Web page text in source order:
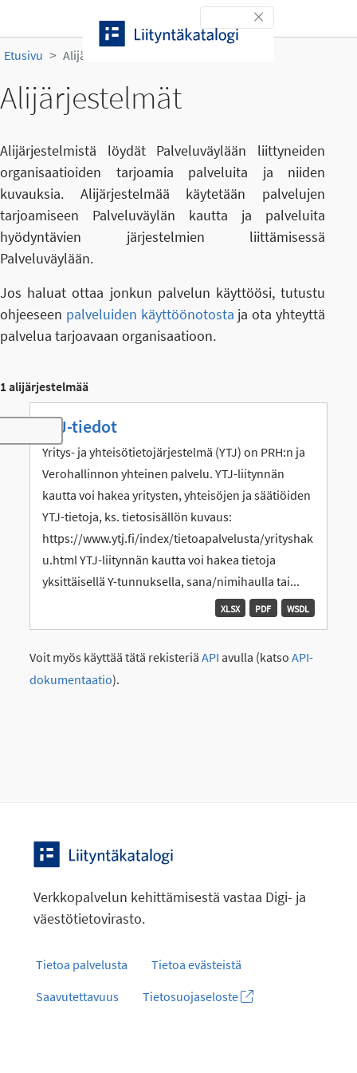
Toggle navigation
Etusivu Alijärjestelmät
Alijärjestelmät
Alijärjestelmistä löydät Palveluväylään liittyneiden
organisaatioiden tarjoamia palveluita ja niiden
kuvauksia. Alijärjestelmää käytetään palvelujen
tarjoamiseen Palveluväylän kautta ja palveluita
hyödyntävien järjestelmien liittämisessä
Palveluväylään.
Jos haluat ottaa jonkun palvelun käyttöösi, tutustu
ohjeeseen palveluiden käyttöönotosta ja ota yhteyttä
palvelua tarjoavaan organisaatioon.
1 alijärjestelmää
Toggle navigation
YTJ-tiedot
Yritys- ja yhteisötietojärjestelmä (YTJ) on PRH:n ja
Verohallinnon yhteinen palvelu. YTJ-liitynnän
kautta voi hakea yritysten, yhteisöjen ja säätiöiden
YTJ-tietoja, ks. tietosisällön kuvaus:
https://www.ytj.fi/index/tietoapalvelusta/yrityshak
u.html YTJ-liitynnän kautta voi hakea tietoja
yksittäisellä Y-tunnuksella, sana/nimihaulla tai...
WSDL
PDF
XLSX
Voit myös käyttää tätä rekisteriä API avulla (katso API-
dokumentaatio).
Verkkopalvelun kehittämisestä vastaa Digi- ja
väestötietovirasto.
Tietoa palvelusta
Tietoa evästeistä
Saavutettavuus
Tietosuojaseloste